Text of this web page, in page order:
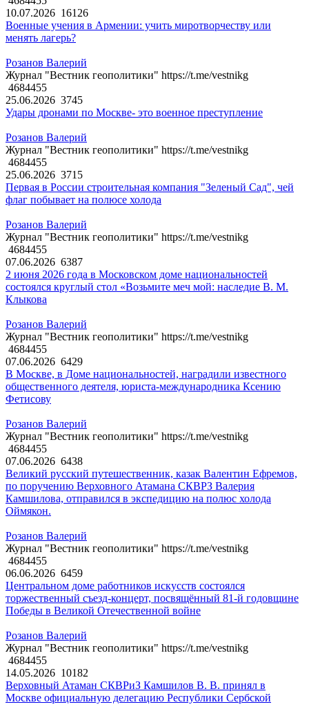
10.07.2026 16126
Военные учения в Армении: учить миротворчеству или
менять лагерь?
Розанов Валерий
Журнал "Вестник геополитики" https://t.me/vestnikg
4684455
25.06.2026 3745
Удары дронами по Москве- это военное преступление
Розанов Валерий
Журнал "Вестник геополитики" https://t.me/vestnikg
4684455
25.06.2026 3715
Первая в России строительная компания "Зеленый Сад", чей
флаг побывает на полюсе холода
Розанов Валерий
Журнал "Вестник геополитики" https://t.me/vestnikg
4684455
07.06.2026 6387
2 июня 2026 года в Московском доме национальностей
состоялся круглый стол «Возьмите меч мой: наследие В. М.
Клыкова
Розанов Валерий
Журнал "Вестник геополитики" https://t.me/vestnikg
4684455
07.06.2026 6429
В Москве, в Доме национальностей, наградили известного
общественного деятеля, юриста-международника Ксению
Фетисову
Розанов Валерий
Журнал "Вестник геополитики" https://t.me/vestnikg
4684455
07.06.2026 6438
Великий русский путешественник, казак Валентин Ефремов,
по поручению Верховного Атамана СКВРЗ Валерия
Камшилова, отправился в экспедицию на полюс холода
Оймякон.
Розанов Валерий
Журнал "Вестник геополитики" https://t.me/vestnikg
4684455
06.06.2026 6459
Центральном доме работников искусств состоялся
торжественный съезд-концерт, посвящённый 81-й годовщине
Победы в Великой Отечественной войне
Розанов Валерий
Журнал "Вестник геополитики" https://t.me/vestnikg
4684455
14.05.2026 10182
Верховный Атаман СКВРиЗ Камшилов В. В. принял в
Москве официальную делегацию Республики Сербской